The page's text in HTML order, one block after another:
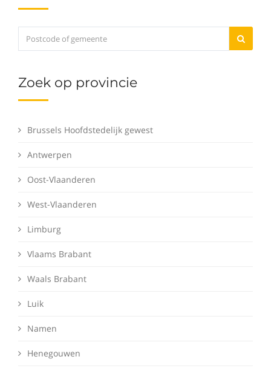
Zoek op provincie
Brussels Hoofdstedelijk gewest
Antwerpen
Oost-Vlaanderen
West-Vlaanderen
Limburg
Vlaams Brabant
Waals Brabant
Luik
Namen
Henegouwen